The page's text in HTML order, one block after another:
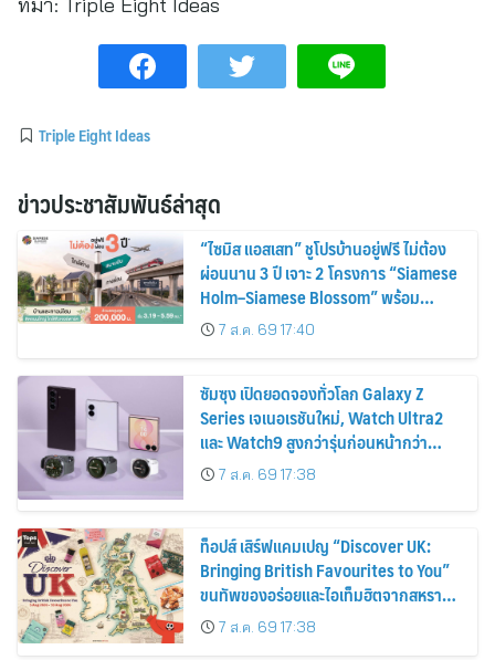
Triple Eight Ideas
ข่าวประชาสัมพันธ์ล่าสุด
“ไซมิส แอสเสท” ชูโปรบ้านอยู่ฟรี ไม่ต้อง
ผ่อนนาน 3 ปี เจาะ 2 โครงการ “Siamese
Holm–Siamese Blossom” พร้อม
ส่วนลดและสิทธิพิเศษถึง 31 สิงหาคม
2569
7 ส.ค. 69 17:40
ซัมซุง เปิดยอดจองทั่วโลก Galaxy Z
Series เจเนอเรชันใหม่, Watch Ultra2
และ Watch9 สูงกว่ารุ่นก่อนหน้ากว่า
30%7 ส.ค. 69 17:38
ท็อปส์ เสิร์ฟแคมเปญ “Discover UK:
Bringing British Favourites to You”
ขนทัพของอร่อยและไอเท็มฮิตจากสหราช
อาณาจักร ส่งตรงถึงมือตั้งแต่วันนี้ – 18
สิงหาคมนี้
7 ส.ค. 69 17:38